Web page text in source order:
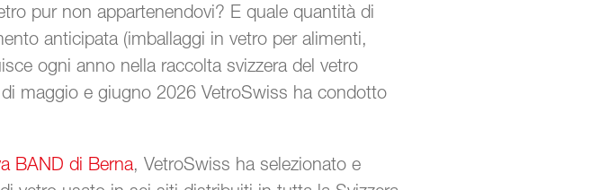
pur non appartenendovi? E quale quantità di
anticipata (imballaggi in vetro per alimenti,
ogni anno nella raccolta svizzera del vetro
maggio e giugno 2026 VetroSwiss ha condotto
BAND di Berna, VetroSwiss ha selezionato e